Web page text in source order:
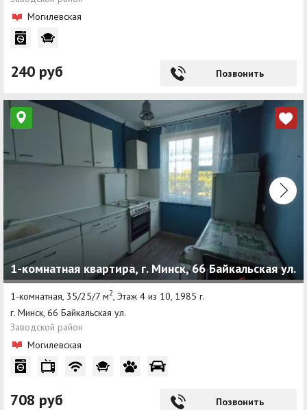
Могилевская
240 руб Позвонить
1-комнатная квартира, г. Минск, 66 Байкальская ул.
1-комнатная, 35/25/7 м2, Этаж 4 из 10, 1985 г.
г. Минск, 66 Байкальская ул.
Заводской район
Могилевская
708 руб Позвонить